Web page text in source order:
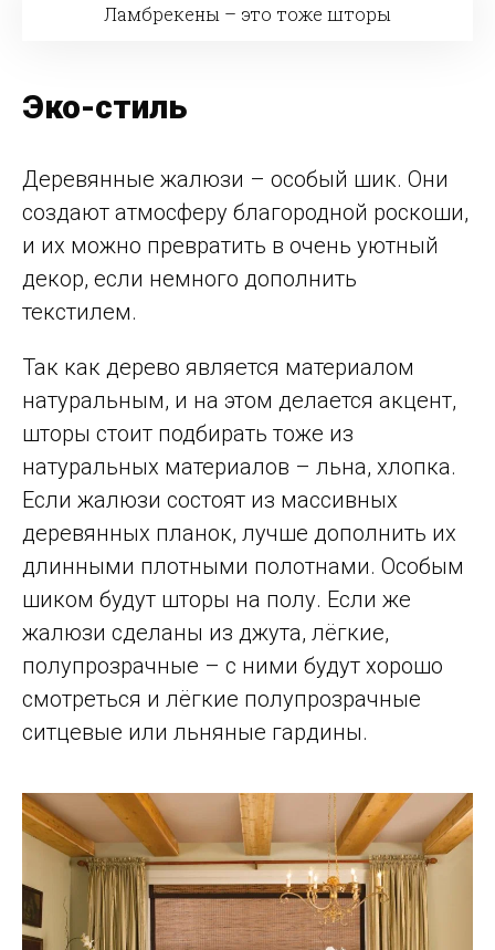
Ламбрекены – это тоже шторы
Эко-стиль
Деревянные жалюзи – особый шик. Они
создают атмосферу благородной роскоши,
и их можно превратить в очень уютный
декор, если немного дополнить
текстилем.
Так как дерево является материалом
натуральным, и на этом делается акцент,
шторы стоит подбирать тоже из
натуральных материалов – льна, хлопка.
Если жалюзи состоят из массивных
деревянных планок, лучше дополнить их
длинными плотными полотнами. Особым
шиком будут шторы на полу. Если же
жалюзи сделаны из джута, лёгкие,
полупрозрачные – с ними будут хорошо
смотреться и лёгкие полупрозрачные
ситцевые или льняные гардины.